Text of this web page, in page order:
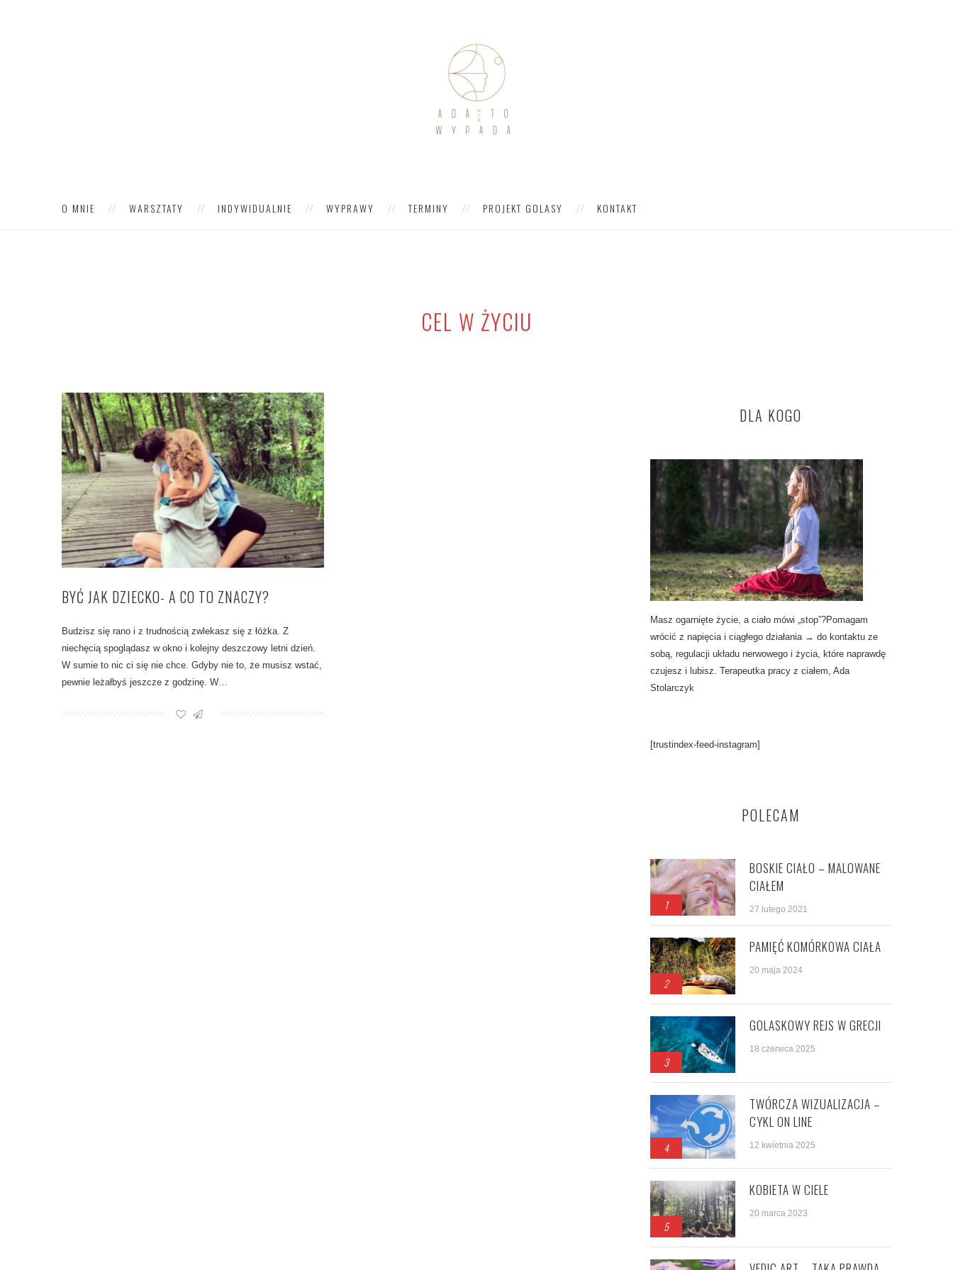
O MNIE WARSZTATY INDYWIDUALNIE WYPRAWY TERMINY PROJEKT GOLASY KONTAKT
CEL W ŻYCIU
BYĆ JAK DZIECKO- A CO TO ZNACZY?
Budzisz się rano i z trudnością zwlekasz się z łóżka. Z
niechęcią spoglądasz w okno i kolejny deszczowy letni dzień.
W sumie to nic ci się nie chce. Gdyby nie to, że musisz wstać,
pewnie leżałbyś jeszcze z godzinę. W…
DLA KOGO
Masz ogarnięte życie, a ciało mówi „stop”?Pomagam
wrócić z napięcia i ciągłego działania → do kontaktu ze
sobą, regulacji układu nerwowego i życia, które naprawdę
czujesz i lubisz. Terapeutka pracy z ciałem, Ada
Stolarczyk
[trustindex-feed-instagram]
POLECAM
1
BOSKIE CIAŁO – MALOWANE
CIAŁEM
27 lutego 2021
2
PAMIĘĆ KOMÓRKOWA CIAŁA
20 maja 2024
3
GOLASKOWY REJS W GRECJI
18 czerwca 2025
4
TWÓRCZA WIZUALIZACJA –
CYKL ON LINE
12 kwietnia 2025
5
KOBIETA W CIELE
20 marca 2023